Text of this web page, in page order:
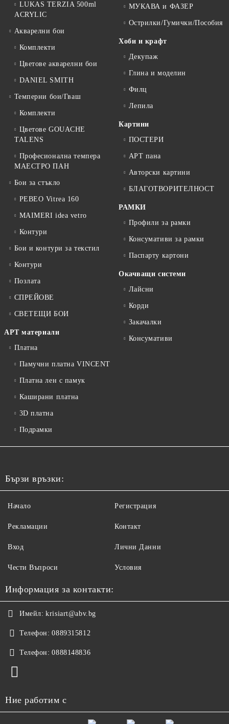
LUKAS TERZIA 500ml
ACRYLIC
Акварелни бои
Комплекти
Цветове акварелни бои
DANIEL SMITH
Темперни бои/Гваш
Комплекти
Цветове GOUACHE
TALENS
Професионална темпера
МАЕСТРО ПАН
Бои за стъкло
PEBEO Vitrea 160
MAIMERI idea vetro
Контури
Бои и контури за текстил
Контури
Позлата
СПРЕЙОВЕ
СВЕТЕЩИ БОИ
АРТ материали
Платна
Памучни платна VINCENT
Платна лен с памук
Каширани платна
3D платна
Подрамки
МУКАВА и ФАЗЕР
Острилки/Гумички/Пособия
Хоби и крафт
Декупаж
Глина и моделин
Филц
Лепила
Картини
ПОСТЕРИ
АРТ пана
Авторски картини
БЛАГОТВОРИТЕЛНОСТ
РАМКИ
Профили за рамки
Консумативи за рамки
Паспарту картони
Окачващи системи
Лайсни
Корди
Закачалки
Консумативи
Бързи връзки:
Начало
Рекламации
Вход
Чести Въпроси
Регистрация
Контакт
Лични Данни
Условия
Информация за контакти:
Имейл: krisiart@abv.bg
Телефон: 0889315812
Телефон: 0888148836
Ние работим с